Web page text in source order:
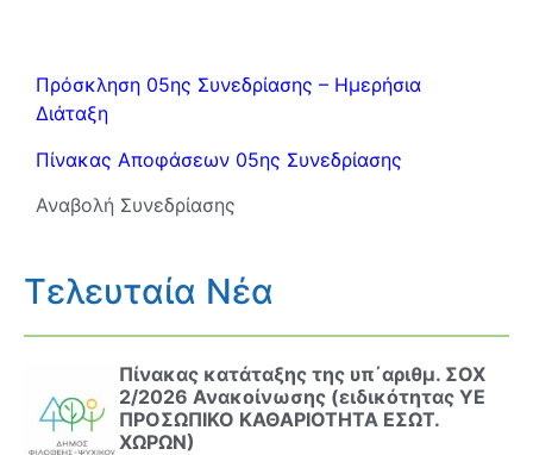
Πρόσκληση 05ης Συνεδρίασης – Ημερήσια
Διάταξη
Πίνακας Αποφάσεων 05ης Συνεδρίασης
Αναβολή Συνεδρίασης
Τελευταία Νέα
Πίνακας κατάταξης της υπ΄αριθμ. ΣΟΧ
2/2026 Ανακοίνωσης (ειδικότητας ΥΕ
ΠΡΟΣΩΠΙΚΟ ΚΑΘΑΡΙΟΤΗΤΑ ΕΣΩΤ.
ΧΩΡΩΝ)